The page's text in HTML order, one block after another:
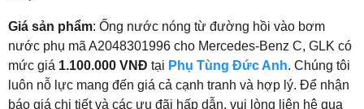
Giá sản phẩm: Ống nước nóng từ đường hồi vào bơm
nước phụ mã A2048301996 cho Mercedes-Benz C, GLK có
mức giá 1.100.000 VNĐ tại Phụ Tùng Đức Anh. Chúng tôi
luôn nỗ lực mang đến giá cả cạnh tranh và hợp lý. Để nhận
báo giá chi tiết và các ưu đãi hấp dẫn, vui lòng liên hệ qua